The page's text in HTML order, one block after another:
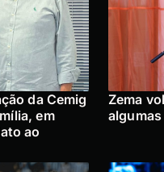
da Cemig
em
ao
Zema